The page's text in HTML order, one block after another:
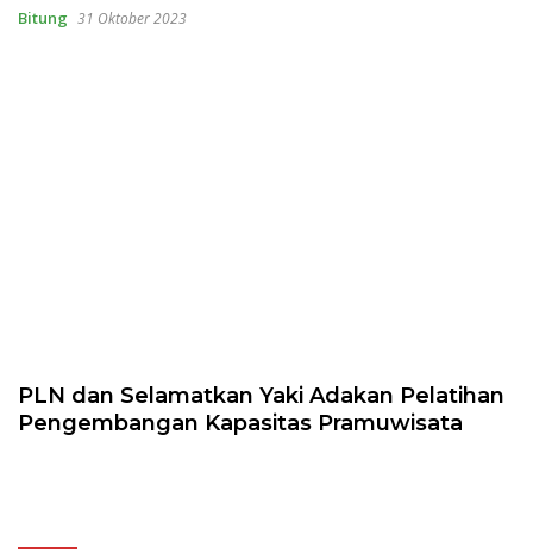
Bitung 31 Oktober 2023
PLN dan Selamatkan Yaki Adakan Pelatihan
Pengembangan Kapasitas Pramuwisata